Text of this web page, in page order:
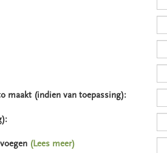
maakt (indien van toepassing):
(Lees meer)